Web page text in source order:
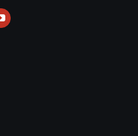
sáng vừa làm
giá thành tốt nhất trên